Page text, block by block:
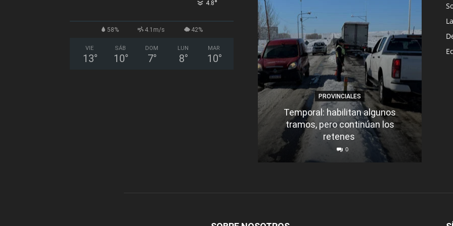
4.8°
58% 4.1m/s 42%
VIE
13°
SÁB
10°
DOM
7°
LUN
8°
MAR
10°
PROVINCIALES
Temporal: habilitan algunos
tramos, pero continúan los
retenes
0